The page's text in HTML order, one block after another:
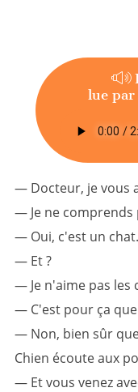
lue par
— Docteur, je vous
— Je ne comprends
— Oui, c'est un chat.
— Et ?
— Je n'aime pas les
— C'est pour ça que
— Non, bien sûr
Chien écoute aux
— Et vous venez